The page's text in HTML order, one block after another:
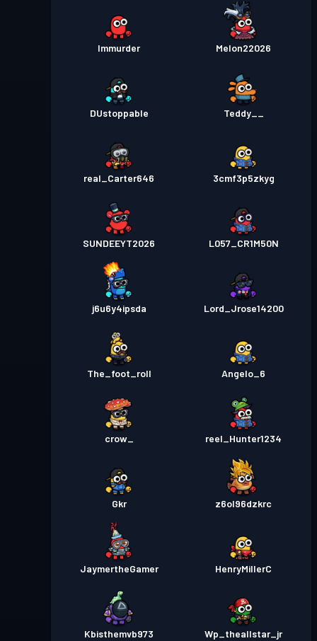
Immurder Melon22026
DUstoppable Teddy__
real_Carter646 3cmf3p5zkyg
SUNDEEYT2026 L057_CR1M50N
j6u6y4ipsda Lord_Jrose14200
The_foot_roll Angelo_6
crow_ reel_Hunter1234
Gkr z6ol96dzkrc
JaymertheGamer HenryMillerC
Kbisthemvb973 Wp_theallstar_jr